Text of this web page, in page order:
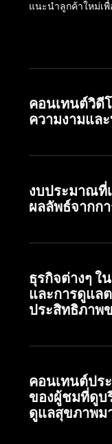
แนะนำลูกค้าใหม่เพื่
คอนเทนต์วิดี
ความงามแล
งบประมาณที่
ผลลัพธ์จากก
ธุรกิจต่างๆ ใ
และการดูแล
ประสิทธิภาพ
คอนเทนต์ปร
ของผู้ชมที่ดูบ
ดูแลสุขภาพม